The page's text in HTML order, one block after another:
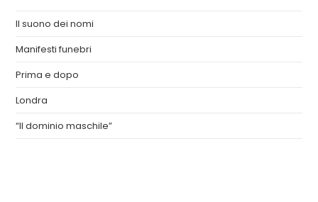
Il suono dei nomi
Manifesti funebri
Prima e dopo
Londra
“Il dominio maschile”